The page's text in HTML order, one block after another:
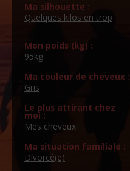
Ma silhouette :
Quelques kilos en trop
Mon poids (kg) :
95kg
Ma couleur de cheveux :
Gris
Le plus attirant chez
moi :
Mes cheveux
Ma situation familiale :
Divorcé(e)